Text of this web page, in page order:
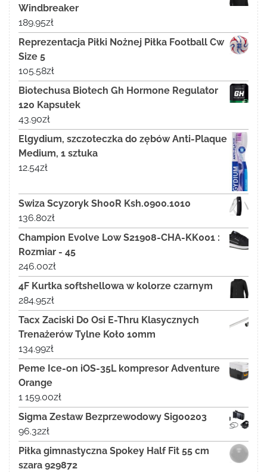
Windbreaker
189.95zł
Reprezentacja Piłki Nożnej Piłka Football Cw
Size 5
105.58zł
Biotechusa Biotech Gh Hormone Regulator
120 Kapsułek
43.90zł
Elgydium, szczoteczka do zębów Anti-Plaque
Medium, 1 sztuka
12.54zł
Swiza Scyzoryk Sh00R Ksh.0900.1010
136.80zł
Champion Evolve Low S21908-CHA-KK001 :
Rozmiar - 45
246.00zł
4F Kurtka softshellowa w kolorze czarnym
284.95zł
Tacx Zaciski Do Osi E-Thru Klasycznych
Trenażerów Tylne Koło 10mm
134.99zł
Peme Ice-on iOS-35L kompresor Adventure
Orange
1 159.00zł
Sigma Zestaw Bezprzewodowy Sig00203
96.32zł
Piłka gimnastyczna Spokey Half Fit 55 cm
szara 929872